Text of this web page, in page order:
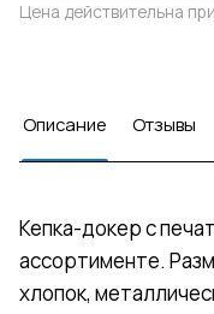
Цена действительна
Описание Отзывы
Кепка-докер с
ассортименте.
хлопок,